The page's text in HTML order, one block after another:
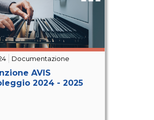
Documentazione
AVIS
2024 - 2025